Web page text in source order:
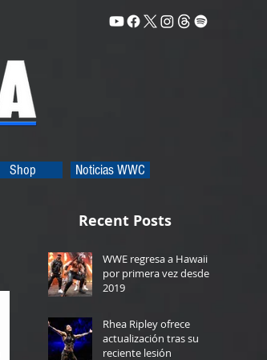
Shop Noticias WWC
Recent Posts
WWE regresa a Hawaii
por primera vez desde
2019
Rhea Ripley ofrece
actualización tras su
reciente lesión